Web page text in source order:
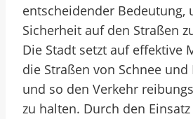
entscheidender Bedeutung,
Sicherheit auf den Straßen
Die Stadt setzt auf effektive
die Straßen von Schnee und
und so den Verkehr
zu halten. Durch den